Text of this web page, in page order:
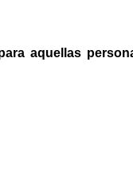
aquellas